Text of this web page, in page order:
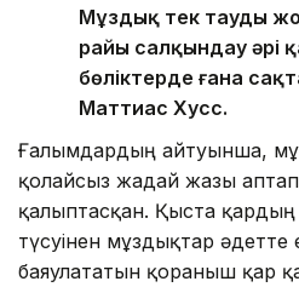
Мұздық тек таудың
райы салқындау әрі
бөліктерде ғана
Маттиас Хусс.
Ғалымдардың айтуынша,
қолайсыз жағдай жазғы
қалыптасқан. Қыста
түсуінен мұздықтар әдетте
баяулататын қорғаныш қар